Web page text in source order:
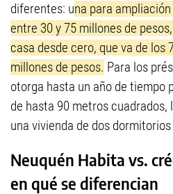
diferentes: una para
entre 30 y 75 millones de
casa desde cero, que va de los
millones de pesos. Para los
otorga hasta un año de tiempo
de hasta 90 metros
una vivienda de dos
Neuquén Habita vs.
en qué se diferencian